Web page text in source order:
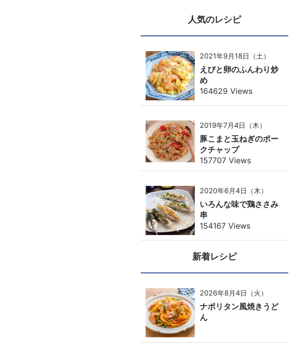
人気のレシピ
2021年9月18日（土）
えびと卵のふんわり炒
め
164629 Views
2019年7月4日（木）
豚こまと玉ねぎのポー
クチャップ
157707 Views
2020年6月4日（木）
いろんな味で鶏ささみ
串
154167 Views
新着レシピ
2026年8月4日（火）
ナポリタン風焼きうど
ん